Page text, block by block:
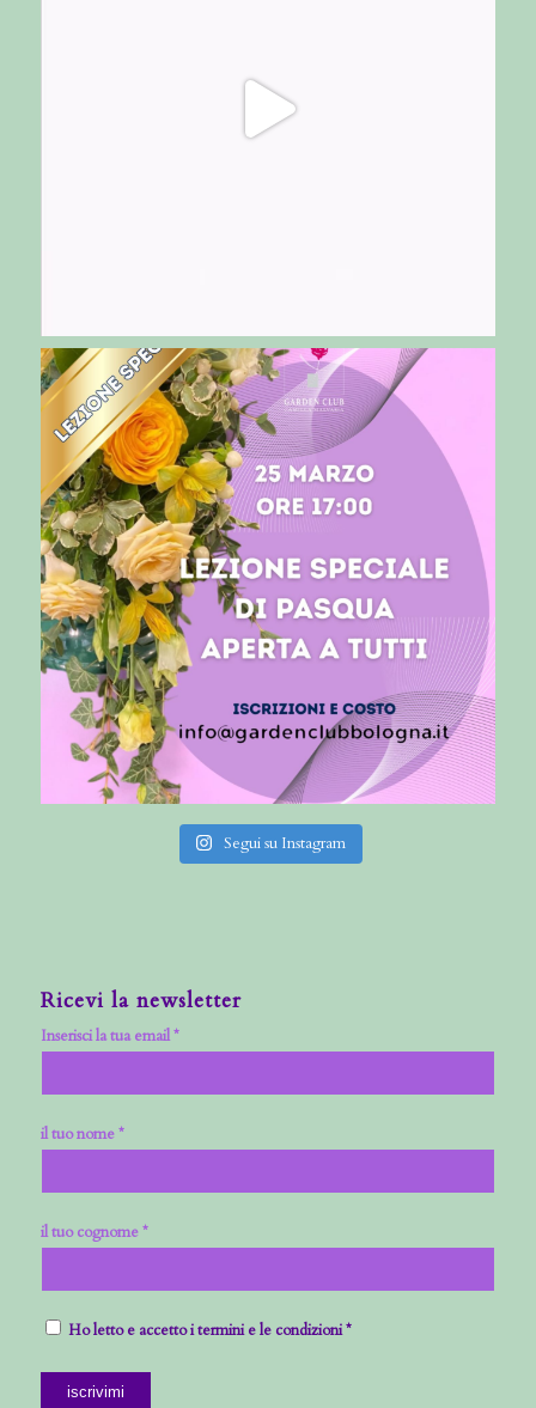
Segui su Instagram
Ricevi la newsletter
Inserisci la tua email *
il tuo nome *
il tuo cognome *
Ho letto e accetto i termini e le condizioni *